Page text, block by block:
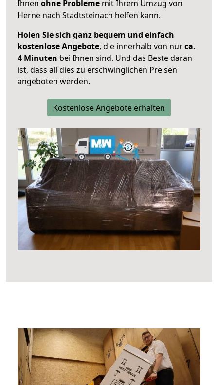
Ihnen ohne Probleme mit Ihrem Umzug von
Herne nach Stadtsteinach helfen kann.
Holen Sie sich ganz bequem und einfach
kostenlose Angebote, die innerhalb von nurca.
4 Minuten bei Ihnen sind. Und das Beste daran
ist, dass all dies zu erschwinglichen Preisen
angeboten werden.
Kostenlose Angebote erhalten